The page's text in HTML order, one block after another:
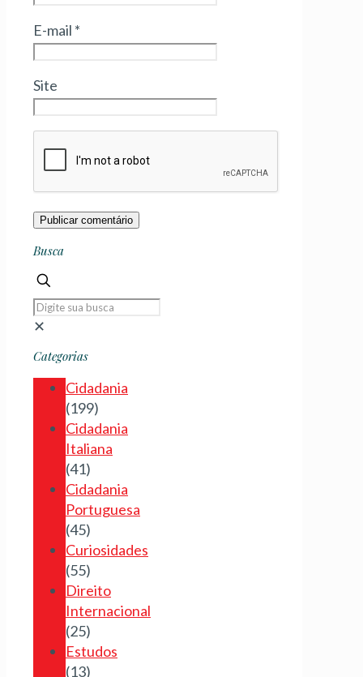
E-mail *
Site
Busca
✕
Categorias
Cidadania
(199)
Cidadania
Italiana
(41)
Cidadania
Portuguesa
(45)
Curiosidades
(55)
Direito
Internacional
(25)
Estudos
(13)